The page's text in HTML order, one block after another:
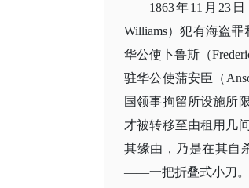
1863年11月23
Williams）犯有海盗
华公使卜鲁斯（
驻华公使蒲安臣（
国领事拘留所设施所
才被转移至由租用几
其缘由，乃是在其自
——一把折叠式小刀。